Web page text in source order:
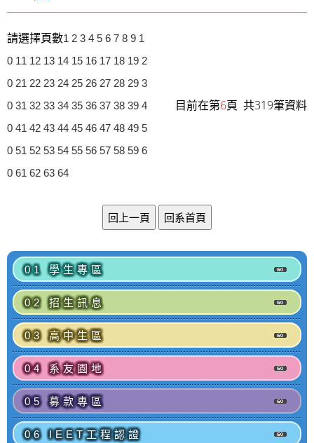
請選擇頁數1 2 3 4 5 6 7 8 9 1
0 11 12 13 14 15 16 17 18 19 2
0 21 22 23 24 25 26 27 28 29 3
0 31 32 33 34 35 36 37 38 39 4
0 41 42 43 44 45 46 47 48 49 5
0 51 52 53 54 55 56 57 58 59 6
0 61 62 63 64
目前在第6頁 共319筆資料
01 學生專區
02 招生訊息
03 高中生區
04 系友園地
05 募款專區
06 IEET工程認證